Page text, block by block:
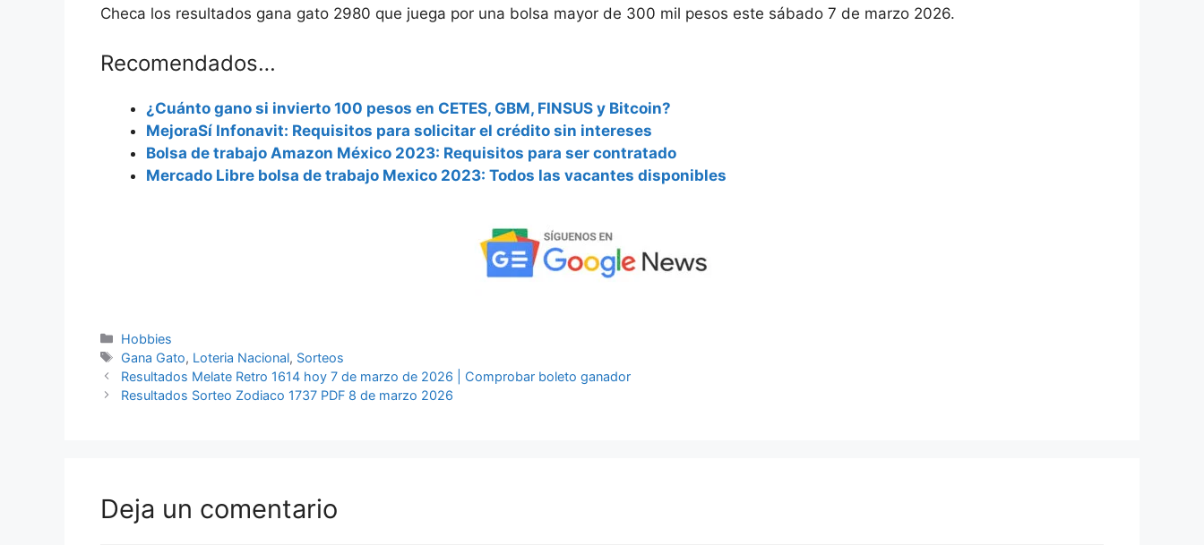
Checa los resultados gana gato 2980 que juega por una bolsa mayor de 300 mil pesos este sábado 7 de marzo 2026.
Recomendados…
¿Cuánto gano si invierto 100 pesos en CETES, GBM, FINSUS y Bitcoin?
MejoraSí Infonavit: Requisitos para solicitar el crédito sin intereses
Bolsa de trabajo Amazon México 2023: Requisitos para ser contratado
Mercado Libre bolsa de trabajo Mexico 2023: Todos las vacantes disponibles
Categorías
Hobbies
Etiquetas
Gana Gato, Loteria Nacional, Sorteos
Resultados Melate Retro 1614 hoy 7 de marzo de 2026 | Comprobar boleto ganador
Resultados Sorteo Zodiaco 1737 PDF 8 de marzo 2026
Deja un comentario